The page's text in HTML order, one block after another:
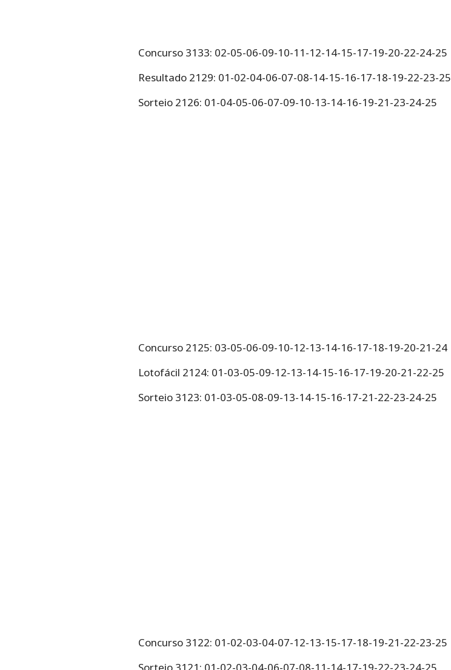
Concurso 3133: 02-05-06-09-10-11-12-14-15-17-19-20-22-24-25
Resultado 2129: 01-02-04-06-07-08-14-15-16-17-18-19-22-23-25
Sorteio 2126: 01-04-05-06-07-09-10-13-14-16-19-21-23-24-25
Concurso 2125: 03-05-06-09-10-12-13-14-16-17-18-19-20-21-24
Lotofácil 2124: 01-03-05-09-12-13-14-15-16-17-19-20-21-22-25
Sorteio 3123: 01-03-05-08-09-13-14-15-16-17-21-22-23-24-25
Concurso 3122: 01-02-03-04-07-12-13-15-17-18-19-21-22-23-25